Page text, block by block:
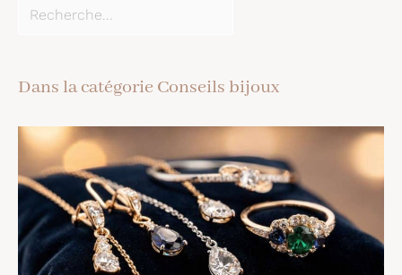
Dans la catégorie Conseils bijoux